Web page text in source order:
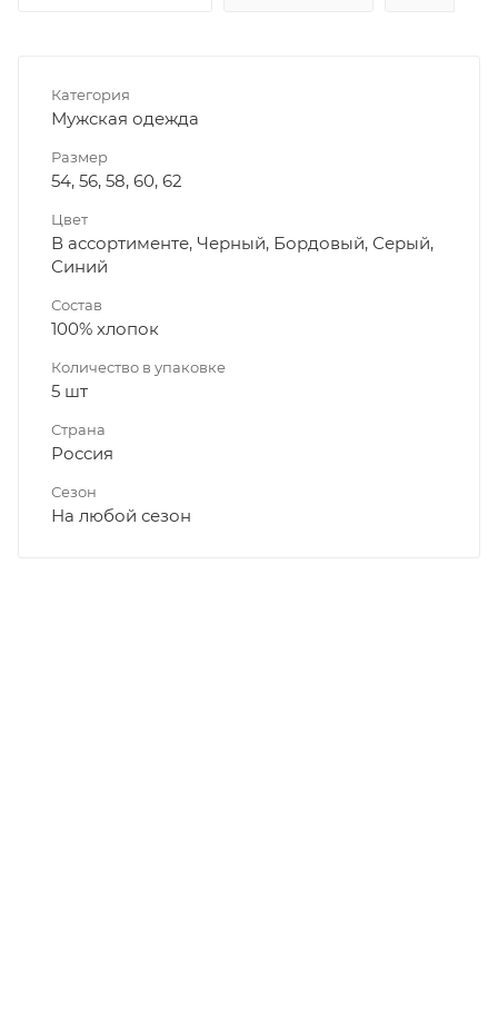
Категория
Мужская одежда
Размер
54, 56, 58, 60, 62
Цвет
В ассортименте, Черный, Бордовый, Серый,
Синий
Состав
100% хлопок
Количество в упаковке
5 шт
Страна
Россия
Сезон
На любой сезон